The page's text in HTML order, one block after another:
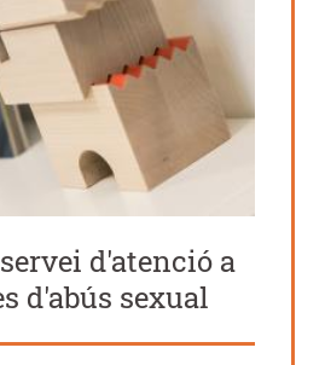
d'atenció a
d'abús sexual